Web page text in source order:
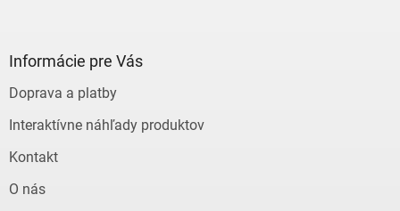
Informácie pre Vás
Doprava a platby
Interaktívne náhľady produktov
Kontakt
O nás